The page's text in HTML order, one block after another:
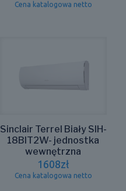
Cena katalogowa netto
Sinclair Terrel Biały SIH-
18BIT2W- jednostka
wewnętrzna
1608zł
Cena katalogowa netto